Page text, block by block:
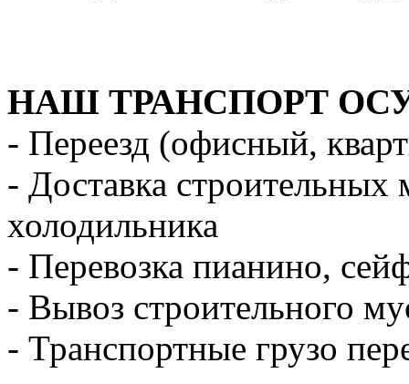
НАШ ТРАНСПОРТ
- Переезд (офисный,
- Доставка
холодильника
- Перевозка пианино,
- Вывоз строительного
- Транспортные грузо